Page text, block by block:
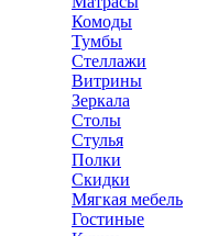
Комоды
Тумбы
Стеллажи
Витрины
Зеркала
Столы
Стулья
Полки
Скидки
Мягкая мебель
Гостиные